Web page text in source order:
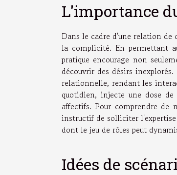
L'importance
Dans le cadre d'une relation
la complicité. En permettant
pratique encourage non
découvrir des désirs
relationnelle, rendant les
quotidien, injecte une dose
affectifs. Pour comprendre de
instructif de solliciter l'expertise
dont le jeu de rôles peut
Idées de